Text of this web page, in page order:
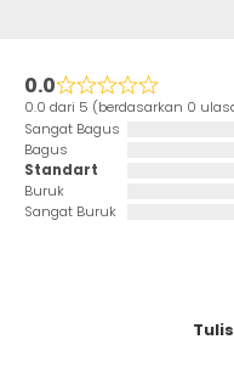
0.0
0.0 dari 5 (berdasarkan 0
Sangat Bagus
Bagus
Standart
Buruk
Sangat Buruk